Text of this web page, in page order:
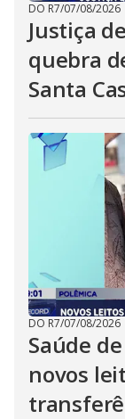
DO R7/07/08/2026
Justiça
quebra
Santa
DO R7/07/08/2026
Saúde
novos